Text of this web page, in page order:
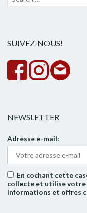
SUIVEZ-NOUS!
NEWSLETTER
Adresse e-mail:
En cochant cette
collecte et utilise votre
informations et offres